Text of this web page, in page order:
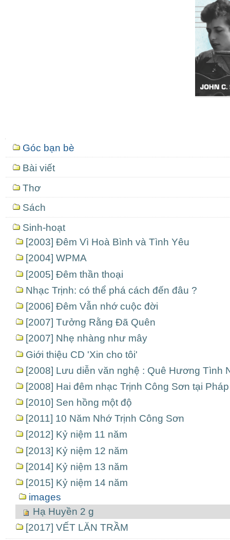
Mục
định
hướng
Góc bạn bè
Bài viết
Thơ
Sách
Sinh-hoạt
[2003] Đêm Vì Hoà Bình và Tình Yêu
[2004] WPMA
[2005] Đêm thần thoại
Nhạc Trịnh: có thể phá cách đến đâu ?
[2006] Đêm Vẫn nhớ cuộc đời
[2007] Tưởng Rằng Đã Quên
[2007] Nhẹ nhàng như mây
Giới thiệu CD 'Xin cho tôi'
[2008] Lưu diễn văn nghệ : Quê Hương Tình
[2008] Hai đêm nhạc Trịnh Công Sơn tại Pháp
[2010] Sen hồng một độ
[2011] 10 Năm Nhớ Trịnh Công Sơn
[2012] Kỷ niệm 11 năm
[2013] Kỷ niệm 12 năm
[2014] Kỷ niệm 13 năm
[2015] Kỷ niệm 14 năm
images
Hạ Huyền 2 g
[2017] VẾT LĂN TRẦM